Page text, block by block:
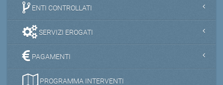
ENTI CONTROLLATI
SERVIZI EROGATI
PAGAMENTI
PROGRAMMA INTERVENTI